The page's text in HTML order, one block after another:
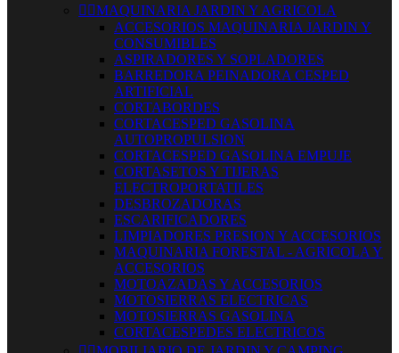
 MAQUINARIA JARDIN Y AGRICOLA
ACCESORIOS MAQUINARIA JARDIN Y
CONSUMIBLES
ASPIRADORES Y SOPLADORES
BARREDORA PEINADORA CESPED
ARTIFICIAL
CORTABORDES
CORTACESPED GASOLINA
AUTOPROPULSION
CORTACESPED GASOLINA EMPUJE
CORTASETOS Y TIJERAS
ELECTROPORTATILES
DESBROZADORAS
ESCARIFICADORES
LIMPIADORES PRESION Y ACCESORIOS
MAQUINARIA FORESTAL - AGRICOLA Y
ACCESORIOS
MOTOAZADAS Y ACCESORIOS
MOTOSIERRAS ELECTRICAS
MOTOSIERRAS GASOLINA
CORTACESPEDES ELECTRICOS